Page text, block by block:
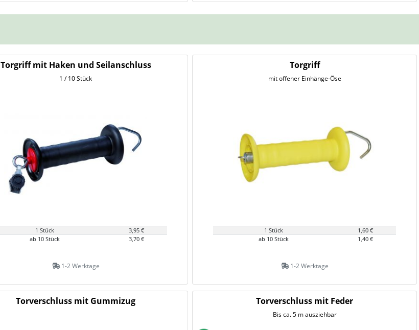
Torgriff mit Haken und Seilanschluss
1 / 10 Stück
1 Stück
3,95 €
ab 10 Stück
3,70 €
1-2 Werktage
Torgriff
mit offener Einhänge-Öse
1 Stück
1,60 €
ab 10 Stück
1,40 €
1-2 Werktage
Torverschluss mit Gummizug Torverschluss mit Feder
Bis ca. 5 m ausziehbar